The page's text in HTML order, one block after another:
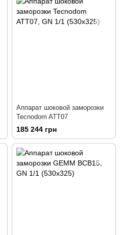
Аппарат шоковой заморозки
Tecnodom ATT07
185 244 грн